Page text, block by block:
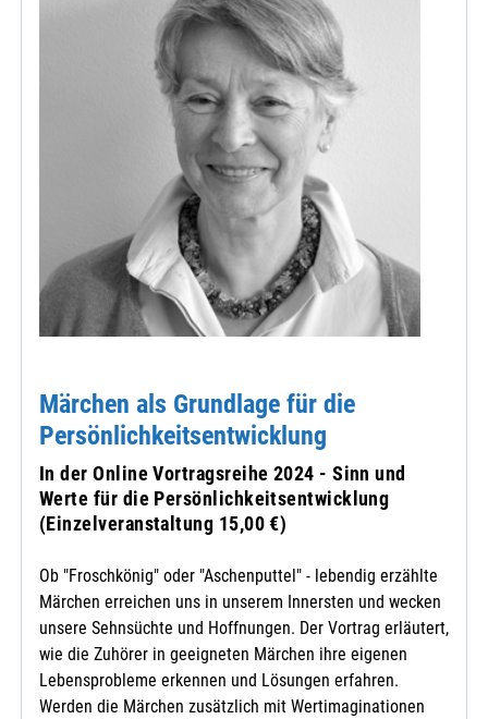
Märchen als Grundlage für die
Persönlichkeitsentwicklung
In der Online Vortragsreihe 2024 - Sinn und
Werte für die Persönlichkeitsentwicklung
(Einzelveranstaltung 15,00 €)
Ob "Froschkönig" oder "Aschenputtel" - lebendig erzählte
Märchen erreichen uns in unserem Innersten und wecken
unsere Sehnsüchte und Hoffnungen. Der Vortrag erläutert,
wie die Zuhörer in geeigneten Märchen ihre eigenen
Lebensprobleme erkennen und Lösungen erfahren.
Werden die Märchen zusätzlich mit Wertimaginationen